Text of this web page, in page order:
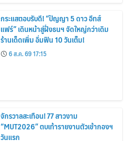
กระแสตอบรับดี! “ปัญญา 5 ดาว อีทส์
แฟร์” เดินหน้าสู่ฝั่งธนฯ จัดใหญ่กว่าเดิม
ร้านเด็ดเพิ่ม อิ่มฟิน 10 วันเต็ม!
6 ส.ค. 69 17:15
จักรวาลสะเทือน! 77 สาวงาม
“MUT2026” ตบเท้ารายงานตัวเข้ากองฯ
วันแรก